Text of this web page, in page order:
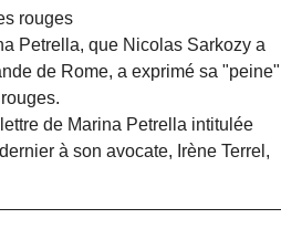
rouges
Petrella, que Nicolas Sarkozy a
de Rome, a exprimé sa "peine"
de Marina Petrella intitulée
à son avocate, Irène Terrel,